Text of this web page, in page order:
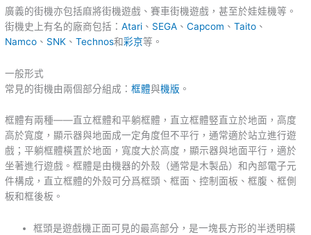
廣義的街機亦包括麻將街機遊戲、賽車街機遊戲，甚至於娃娃機等。
街機史上有名的廠商包括：Atari 、 SEGA 、Capcom 、Taito 、
Namco 、 SNK 、Technos和彩京等。
一般形式
常見的街機由兩個部分組成：框體與機版 。
框體有兩種——直立框體和平躺框體，直立框體竪直立於地面，高度
高於寬度，顯示器與地面成一定角度但不平行，通常適於站立進行遊
戲；平躺框體橫置於地面，寬度大於高度，顯示器與地面平行，適於
坐著進行遊戲。框體是由機器的外殼（通常是木製品）和內部電子元
件構成，直立框體的外殼可分爲框頭、框面、控制面板、框腹、框側
板和框後板。
框頭是遊戲機正面可見的最高部分，是一塊長方形的半透明橫